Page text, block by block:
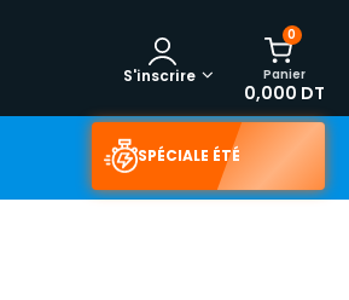
0
Panier
0,000 DT
S'inscrire
SPÉCIALE ÉTÉ